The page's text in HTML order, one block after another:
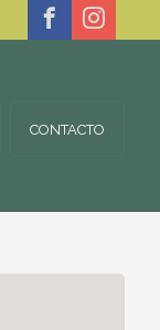
CONTACTO